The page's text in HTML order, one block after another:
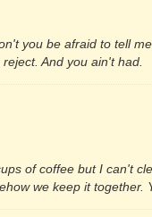
you be afraid to tell
And you ain't had.
of coffee but I can't
we keep it together.